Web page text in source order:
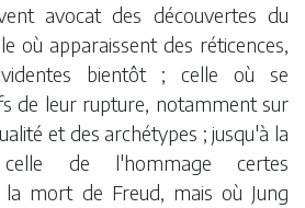
avocat des découvertes du
où apparaissent des réticences,
bientôt ; celle où se
de leur rupture, notamment sur
et des archétypes ; jusqu'à la
de l'hommage certes
la mort de Freud, mais où Jung